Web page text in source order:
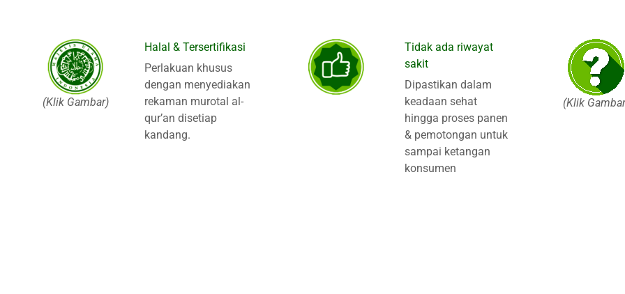
(Klik Gambar)
Halal & Tersertifikasi
Perlakuan khusus
dengan menyediakan
rekaman murotal al-
qur’an disetiap
kandang.
Tidak ada riwayat
sakit
Dipastikan dalam
keadaan sehat
hingga proses panen
& pemotongan untuk
sampai ketangan
konsumen
(Klik